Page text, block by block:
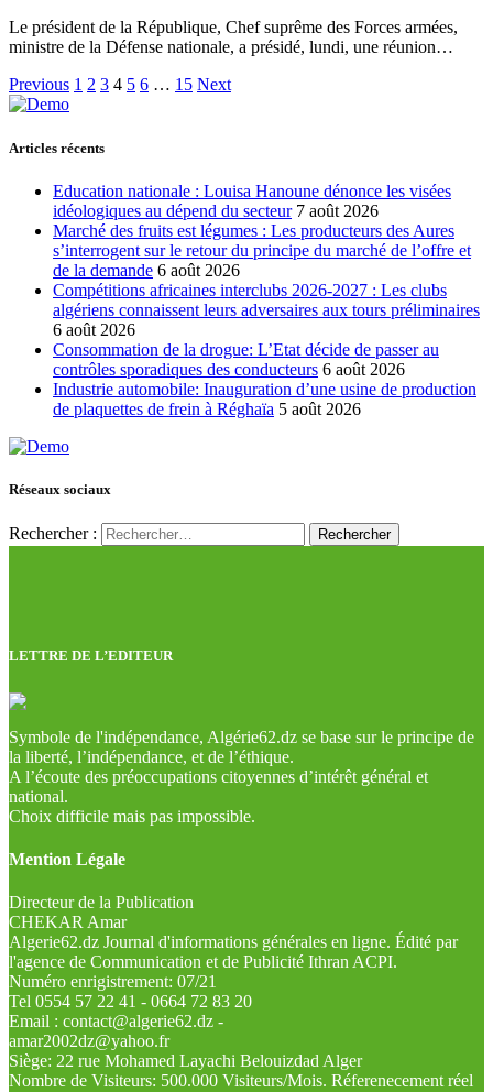
Le président de la République, Chef suprême des Forces armées,
ministre de la Défense nationale, a présidé, lundi, une réunion…
Previous 1 2 3 4 5 6 … 15 Next
Articles récents
Education nationale : Louisa Hanoune dénonce les visées
idéologiques au dépend du secteur 7 août 2026
Marché des fruits est légumes : Les producteurs des Aures
s’interrogent sur le retour du principe du marché de l’offre et
de la demande 6 août 2026
Compétitions africaines interclubs 2026-2027 : Les clubs
algériens connaissent leurs adversaires aux tours préliminaires
6 août 2026
Consommation de la drogue: L’Etat décide de passer au
contrôles sporadiques des conducteurs 6 août 2026
Industrie automobile: Inauguration d’une usine de production
de plaquettes de frein à Réghaïa 5 août 2026
Réseaux sociaux
Rechercher :
LETTRE DE L’EDITEUR
Symbole de l'indépendance, Algérie62.dz se base sur le principe de
la liberté, l’indépendance, et de l’éthique.
A l’écoute des préoccupations citoyennes d’intérêt général et
national.
Choix difficile mais pas impossible.
Mention Légale
Directeur de la Publication
CHEKAR Amar
Algerie62.dz Journal d'informations générales en ligne. Édité par
l'agence de Communication et de Publicité Ithran ACPI.
Numéro enrigistrement: 07/21
Tel 0554 57 22 41 - 0664 72 83 20
Email : contact@algerie62.dz -
amar2002dz@yahoo.fr
Siège: 22 rue Mohamed Layachi Belouizdad Alger
Nombre de Visiteurs: 500.000 Visiteurs/Mois. Réferenecement réel